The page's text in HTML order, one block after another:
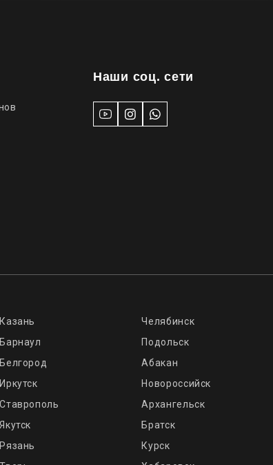
Наши соц. сети
Казань Челябинск
Барнаул Подольск
Белгород Абакан
Иркутск Новороссийск
Ставрополь Архангельск
Якутск Братск
Рязань Курск